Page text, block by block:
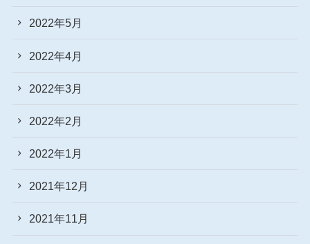
2022年5月
2022年4月
2022年3月
2022年2月
2022年1月
2021年12月
2021年11月